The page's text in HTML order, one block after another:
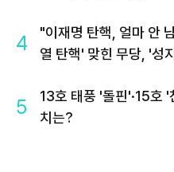
4
"이재명 탄핵, 얼마 안
열 탄핵' 맞힌 무당, '성
5
13호 태풍 '돌핀'·15호 '
치는?